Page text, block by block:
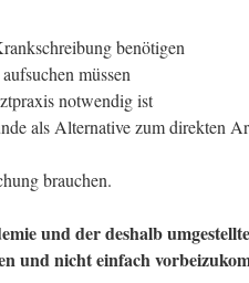
benötigen
müssen
notwendig ist
als Alternative zum direkten
brauchen.
und der deshalb
und nicht einfach